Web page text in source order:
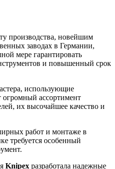
производства, новейшим
заводах в Германии,
мере гарантировать
и повышенный срок
использующие
огромный ассортимент
их высочайшее качество и
работ и монтаже в
требуется особенный
Knipex разработала надежные